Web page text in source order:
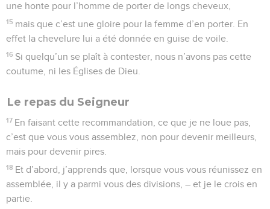
une honte pour l’homme de porter de longs cheveux,
15 mais que c’est une gloire pour la femme d’en porter. En
effet la chevelure lui a été donnée en guise de voile.
16 Si quelqu’un se plaît à contester, nous n’avons pas cette
coutume, ni les Églises de Dieu.
Le repas du Seigneur
17 En faisant cette recommandation, ce que je ne loue pas,
c’est que vous vous assemblez, non pour devenir meilleurs,
mais pour devenir pires.
18 Et d’abord, j’apprends que, lorsque vous vous réunissez en
assemblée, il y a parmi vous des divisions, – et je le crois en
partie.